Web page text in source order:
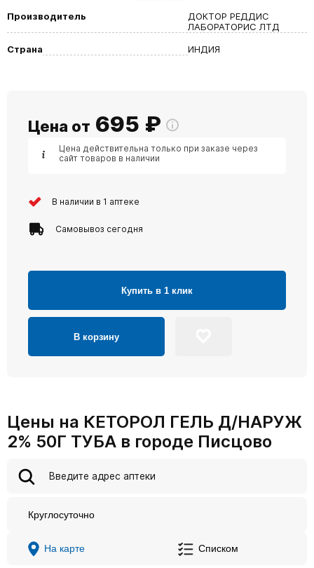
Производитель
ДОКТОР РЕДДИС
ЛАБОРАТОРИС ЛТД
Страна
ИНДИЯ
Цена от 695 ₽
Цена действительна только при заказе через
сайт товаров в наличии
В наличии в 1 аптеке
Самовывоз сегодня
Купить в 1 клик
В корзину
Цены на КЕТОРОЛ ГЕЛЬ Д/НАРУЖ
2% 50Г ТУБА в городе Писцово
Круглосуточно
На карте Списком